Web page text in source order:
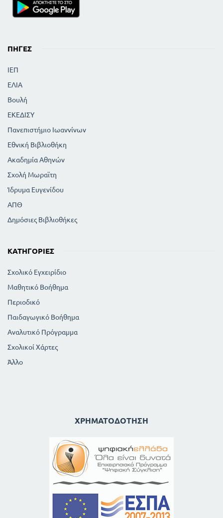
ΠΗΓΈΣ
ΙΕΠ
ΕΛΙΑ
Βουλή
ΕΚΕΔΙΣΥ
Πανεπιστήμιο Ιωαννίνων
Εθνική Βιβλιοθήκη
Ακαδημία Αθηνών
Σχολή Μωραϊτη
Ίδρυμα Ευγενίδου
ΑΠΘ
Δημόσιες Βιβλιοθήκες
ΚΑΤΗΓΟΡΊΕΣ
Σχολικό Εγχειρίδιο
Μαθητικό Βοήθημα
Περιοδικό
Παιδαγωγικό Βοήθημα
Αναλυτικό Πρόγραμμα
Σχολικοί Χάρτες
Άλλο
ΧΡΗΜΑΤΟΔΌΤΗΣΗ